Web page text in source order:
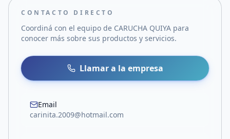
CONTACTO DIRECTO
Coordiná con el equipo de CARUCHA QUIYA para
conocer más sobre sus productos y servicios.
Llamar a la empresa
Email
carinita.2009@hotmail.com